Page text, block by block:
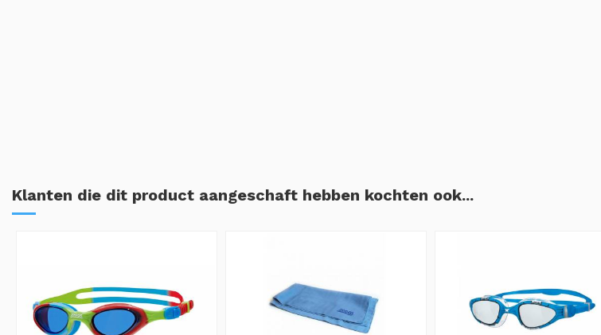
Klanten die dit product aangeschaft hebben kochten ook...